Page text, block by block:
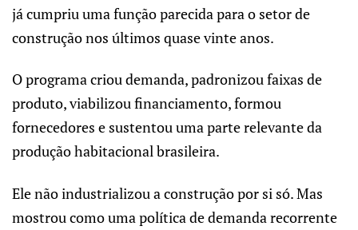
já cumpriu uma função parecida para o setor de
construção nos últimos quase vinte anos.
O programa criou demanda, padronizou faixas de
produto, viabilizou financiamento, formou
fornecedores e sustentou uma parte relevante da
produção habitacional brasileira.
Ele não industrializou a construção por si só. Mas
mostrou como uma política de demanda recorrente